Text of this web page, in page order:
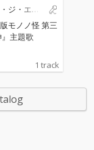
ジ・エン
版モノノ怪 第三
主題歌
1 track